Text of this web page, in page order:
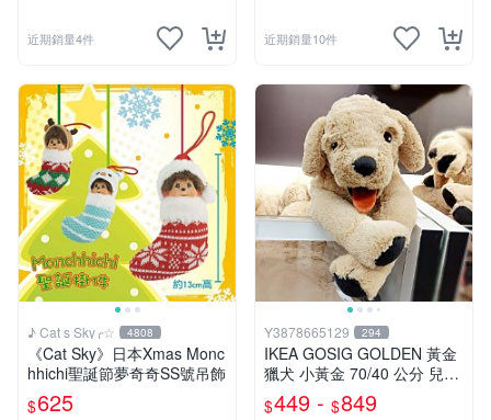
近期銷量4件 近期銷量10件
♪ Cat s Sky╭☆ 4808
《Cat Sky》日本Xmas Monc
hhichi聖誕節夢奇奇SS號吊飾
$625
Y3878665129 294
IKEA GOSIG GOLDEN 黃金
獵犬 小黃金 70/40 公分 兒童
擺飾 玩偶 大狗 小狗 狗
$449 - $849